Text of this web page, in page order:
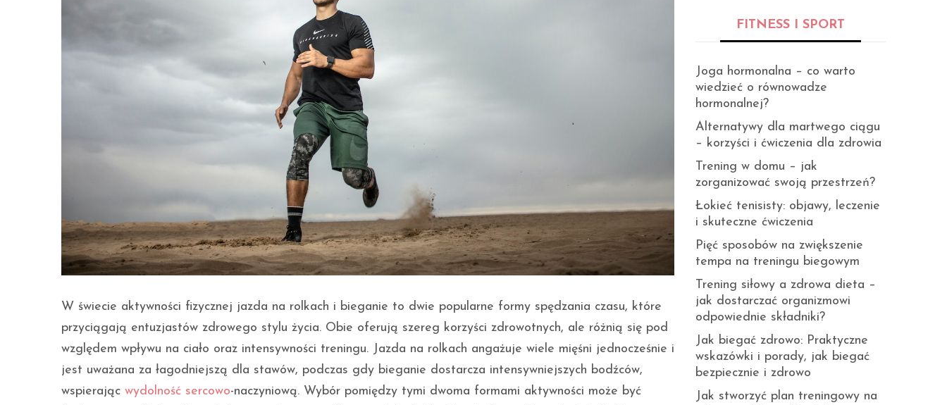
W świecie aktywności fizycznej jazda na rolkach i bieganie to dwie popularne formy spędzania czasu, które
przyciągają entuzjastów zdrowego stylu życia. Obie oferują szereg korzyści zdrowotnych, ale różnią się pod
względem wpływu na ciało oraz intensywności treningu. Jazda na rolkach angażuje wiele mięśni jednocześnie i
jest uważana za łagodniejszą dla stawów, podczas gdy bieganie dostarcza intensywniejszych bodźców,
wspierając wydolność sercowo-naczyniową. Wybór pomiędzy tymi dwoma formami aktywności może być
FITNESS I SPORT
Joga hormonalna – co warto
wiedzieć o równowadze
hormonalnej?
Alternatywy dla martwego ciągu
– korzyści i ćwiczenia dla zdrowia
Trening w domu – jak
zorganizować swoją przestrzeń?
Łokieć tenisisty: objawy, leczenie
i skuteczne ćwiczenia
Pięć sposobów na zwiększenie
tempa na treningu biegowym
Trening siłowy a zdrowa dieta –
jak dostarczać organizmowi
odpowiednie składniki?
Jak biegać zdrowo: Praktyczne
wskazówki i porady, jak biegać
bezpiecznie i zdrowo
Jak stworzyć plan treningowy na